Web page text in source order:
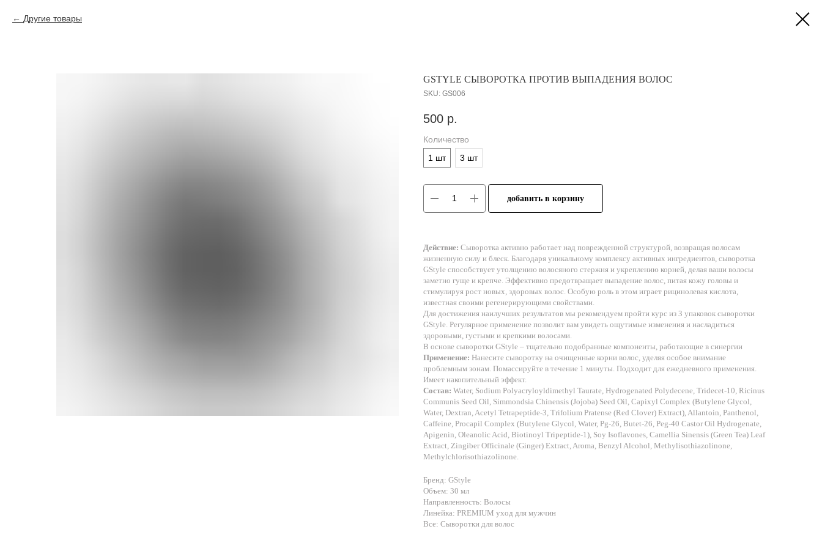
Другие товары
GSTYLE СЫВОРОТКА ПРОТИВ ВЫПАДЕНИЯ ВОЛОС
SKU: GS006
500 р.
Количество
1 шт
3 шт
добавить в корзину
Действие: Сыворотка активно работает над поврежденной структурой, возвращая волосам
жизненную силу и блеск. Благодаря уникальному комплексу активных ингредиентов, сыворотка
GStyle способствует утолщению волосяного стержня и укреплению корней, делая ваши волосы
заметно гуще и крепче. Эффективно предотвращает выпадение волос, питая кожу головы и
стимулируя рост новых, здоровых волос. Особую роль в этом играет рицинолевая кислота,
известная своими регенерирующими свойствами.
Для достижения наилучших результатов мы рекомендуем пройти курс из 3 упаковок сыворотки
GStyle. Регулярное применение позволит вам увидеть ощутимые изменения и насладиться
здоровыми, густыми и крепкими волосами.
В основе сыворотки GStyle – тщательно подобранные компоненты, работающие в синергии
Применение: Нанесите сыворотку на очищенные корни волос, уделяя особое внимание
проблемным зонам. Помассируйте в течение 1 минуты. Подходит для ежедневного применения.
Имеет накопительный эффект.
Состав: Water, Sodium Polyacryloyldimethyl Taurate, Hydrogenated Polydecene, Tridecet-10, Ricinus
Communis Seed Oil, Simmondsia Chinensis (Jojoba) Seed Oil, Capixyl Complex (Butylene Glycol,
Water, Dextran, Acetyl Tetrapeptide-3, Trifolium Pratense (Red Clover) Extract), Allantoin, Panthenol,
Caffeine, Procapil Complex (Butylene Glycol, Water, Pg-26, Butet-26, Peg-40 Castor Oil Hydrogenate,
Apigenin, Oleanolic Acid, Biotinoyl Tripeptide-1), Soy Isoflavones, Camellia Sinensis (Green Tea) Leaf
Extract, Zingiber Officinale (Ginger) Extract, Aroma, Benzyl Alcohol, Methylisothiazolinone,
Methylchlorisothiazolinone.
Бренд: GStyle
Объем: 30 мл
Направленность: Волосы
Линейка: PREMIUM уход для мужчин
Все: Сыворотки для волос